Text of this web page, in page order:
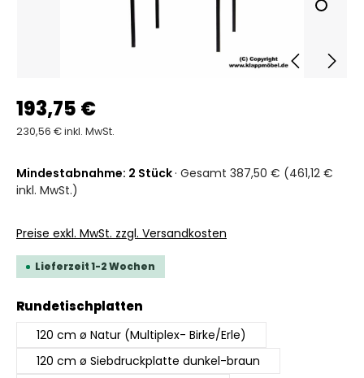
193,75 €
230,56 € inkl. MwSt.
Mindestabnahme: 2 Stück · Gesamt 387,50 € (461,12 €
inkl. MwSt.)
Preise exkl. MwSt. zzgl. Versandkosten
Lieferzeit 1-2 Wochen
Rundetischplatten
120 cm ø Natur (Multiplex- Birke/Erle)
120 cm ø Siebdruckplatte dunkel-braun